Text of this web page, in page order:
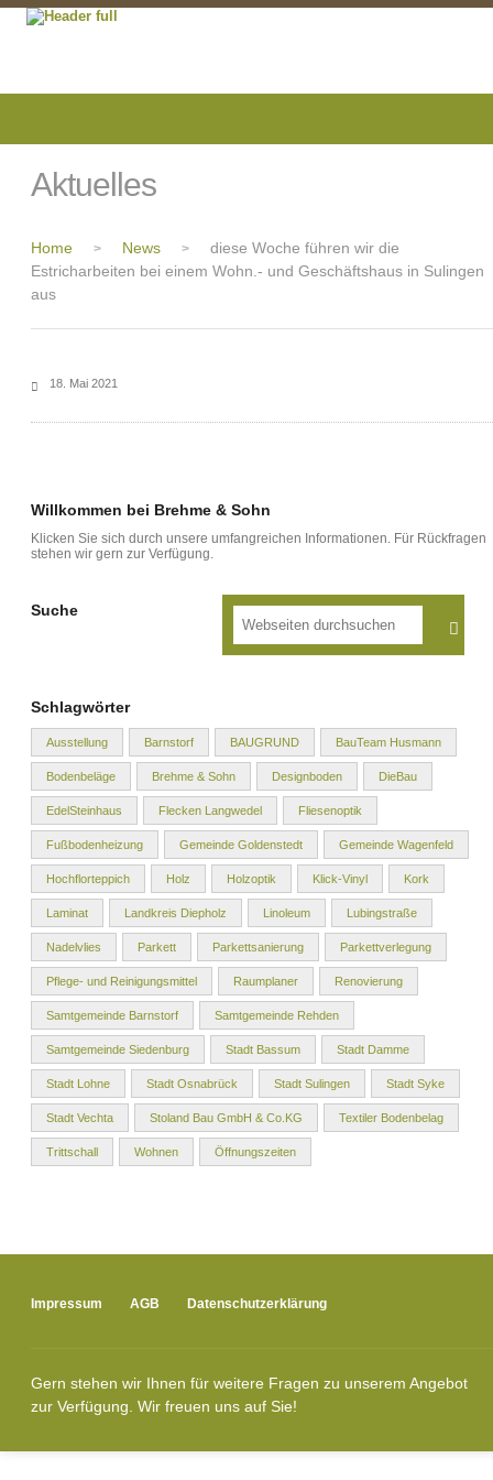
Aktuelles
Home > News >
diese Woche führen wir die
Estricharbeiten bei einem Wohn.- und Geschäftshaus in Sulingen
aus
18. Mai 2021
Willkommen bei Brehme & Sohn
Klicken Sie sich durch unsere umfangreichen Informationen. Für Rückfragen
stehen wir gern zur Verfügung.
Suche
Schlagwörter
Ausstellung Barnstorf BAUGRUND BauTeam Husmann
Bodenbeläge Brehme & Sohn Designboden DieBau
EdelSteinhaus Flecken Langwedel Fliesenoptik
Fußbodenheizung Gemeinde Goldenstedt Gemeinde Wagenfeld
Hochflorteppich Holz Holzoptik Klick-Vinyl Kork
Laminat Landkreis Diepholz Linoleum Lubingstraße
Nadelvlies Parkett Parkettsanierung Parkettverlegung
Pflege- und Reinigungsmittel Raumplaner Renovierung
Samtgemeinde Barnstorf Samtgemeinde Rehden
Samtgemeinde Siedenburg Stadt Bassum Stadt Damme
Stadt Lohne Stadt Osnabrück Stadt Sulingen Stadt Syke
Stadt Vechta Stoland Bau GmbH & Co.KG Textiler Bodenbelag
Trittschall Wohnen Öffnungszeiten
Impressum AGB Datenschutzerklärung
Gern stehen wir Ihnen für weitere Fragen zu unserem Angebot
zur Verfügung. Wir freuen uns auf Sie!